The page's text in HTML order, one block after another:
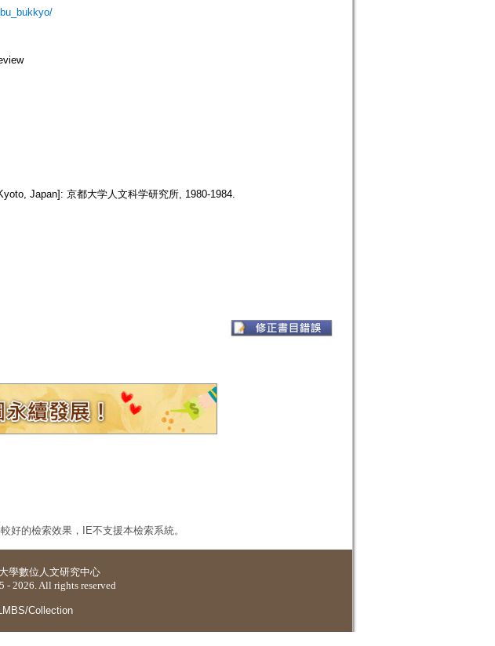
Japan]: 京都大学人文科学研究所, 1980-1984.
好的檢索效果，IE不支援本檢索系統。
學數位人文研究中心
2026. All rights reserved
Collection